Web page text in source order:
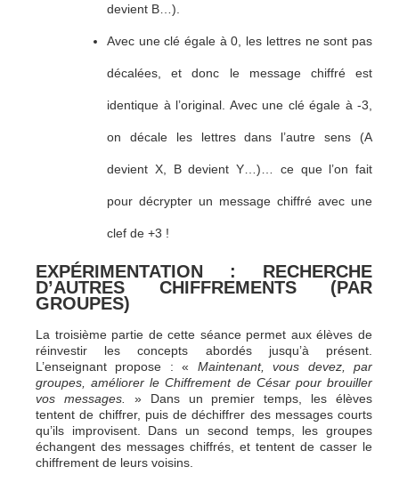
devient B…).
Avec une clé égale à 0, les lettres ne sont pas
décalées, et donc le message chiffré est
identique à l’original. Avec une clé égale à -3,
on décale les lettres dans l’autre sens (A
devient X, B devient Y…)… ce que l’on fait
pour décrypter un message chiffré avec une
clef de +3 !
EXPÉRIMENTATION : RECHERCHE
D’AUTRES CHIFFREMENTS (PAR
GROUPES)
La troisième partie de cette séance permet aux élèves de
réinvestir les concepts abordés jusqu’à présent.
L’enseignant propose : « Maintenant, vous devez, par
groupes, améliorer le Chiffrement de César pour brouiller
vos messages.
» Dans un premier temps, les élèves
tentent de chiffrer, puis de déchiffrer des messages courts
qu’ils improvisent. Dans un second temps, les groupes
échangent des messages chiffrés, et tentent de casser le
chiffrement de leurs voisins.